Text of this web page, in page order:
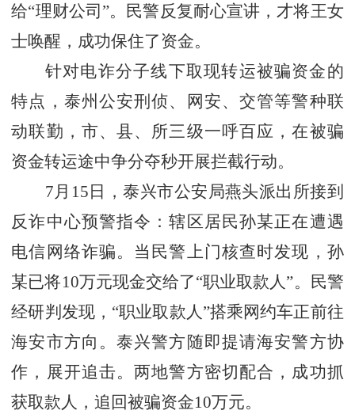
给“理财公司”。民警反复耐心宣讲，才将王女
士唤醒，成功保住了资金。
针对电诈分子线下取现转运被骗资金的
特点，泰州公安刑侦、网安、交管等警种联
动联勤，市、县、所三级一呼百应，在被骗
资金转运途中争分夺秒开展拦截行动。
7月15日，泰兴市公安局燕头派出所接到
反诈中心预警指令：辖区居民孙某正在遭遇
电信网络诈骗。当民警上门核查时发现，孙
某已将10万元现金交给了“职业取款人”。民警
经研判发现，“职业取款人”搭乘网约车正前往
海安市方向。泰兴警方随即提请海安警方协
作，展开追击。两地警方密切配合，成功抓
获取款人，追回被骗资金10万元。